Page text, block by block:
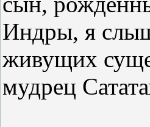
Индры, я
живущих
мудрец